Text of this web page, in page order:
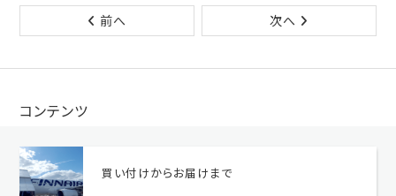
前へ 次へ
コンテンツ
買い付けからお届けまで